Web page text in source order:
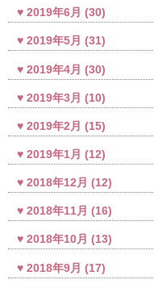
2019年6月 (30)
2019年5月 (31)
2019年4月 (30)
2019年3月 (10)
2019年2月 (15)
2019年1月 (12)
2018年12月 (12)
2018年11月 (16)
2018年10月 (13)
2018年9月 (17)